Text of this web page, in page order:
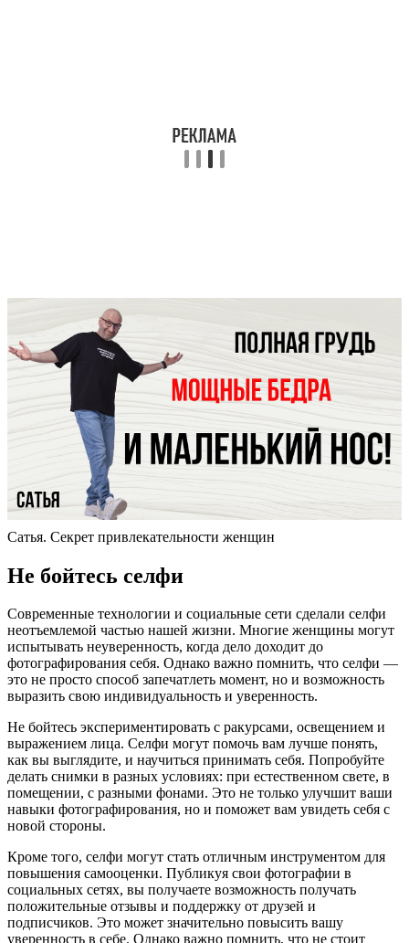
Сатья. Секрет привлекательности женщин
Не бойтесь селфи
Современные технологии и социальные сети сделали селфи
неотъемлемой частью нашей жизни. Многие женщины могут
испытывать неуверенность, когда дело доходит до
фотографирования себя. Однако важно помнить, что селфи —
это не просто способ запечатлеть момент, но и возможность
выразить свою индивидуальность и уверенность.
Не бойтесь экспериментировать с ракурсами, освещением и
выражением лица. Селфи могут помочь вам лучше понять,
как вы выглядите, и научиться принимать себя. Попробуйте
делать снимки в разных условиях: при естественном свете, в
помещении, с разными фонами. Это не только улучшит ваши
навыки фотографирования, но и поможет вам увидеть себя с
новой стороны.
Кроме того, селфи могут стать отличным инструментом для
повышения самооценки. Публикуя свои фотографии в
социальных сетях, вы получаете возможность получать
положительные отзывы и поддержку от друзей и
подписчиков. Это может значительно повысить вашу
уверенность в себе. Однако важно помнить, что не стоит